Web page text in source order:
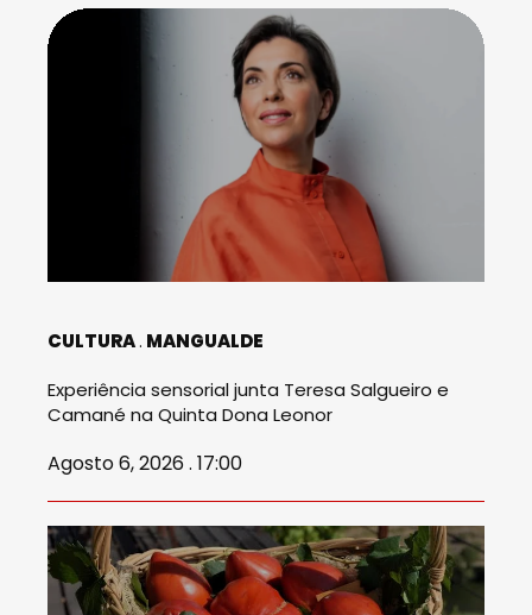
CULTURA MANGUALDE
Experiência sensorial junta Teresa Salgueiro e
Camané na Quinta Dona Leonor
Agosto 6, 2026 . 17:00